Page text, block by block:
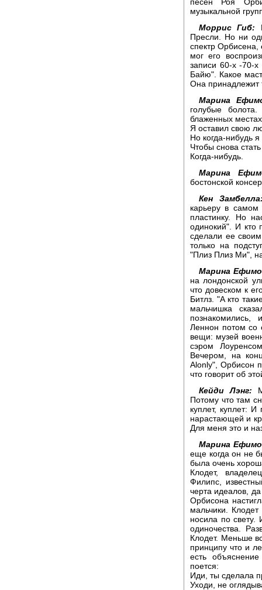
музыкальной
Моррис Гиб:
Пресли. Но ни
спектр
мог его
записи 60-х -70-
Байю". Какое
Она принадлежит
Марина
голубые
блаженных
Я оставил свою
Но когда-нибудь я
Чтобы снова
Когда-нибудь.
Марина
бостонской
Кен
карьеру в
пластинку. Но
одинокий". И кто
сделали ее
только на
"Плиз Плиз Ми",
Марина
на лондонской
что довеском к
Битлз. "А кто
мальчишка
Леннон потом со
вещи: музей
сэром
Вечером, на
Alonly", Орбисон
что говорит об
Кейди Лэнг:
Потому что там
куплет, куплет:
нарастающей и
Для меня это и
Марина
еще когда он не
была очень
Клодет,
Филипс,
черта идеалов,
Орбисона
мальчики.
носила по
одиночества.
Клодет. Меньше
принципу что и
есть
поется:
Иди, ты сделала
Уходи, не